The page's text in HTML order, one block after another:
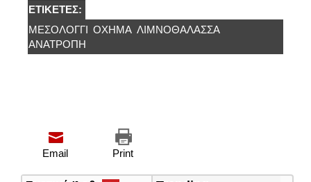
ΕΤΙΚΈΤΕΣ:
ΜΕΣΟΛΟΓΓΙ ΌΧΗΜΑ ΛΙΜΝΟΘΆΛΑΣΣΑ
ΑΝΑΤΡΟΠΗ
Print
Email